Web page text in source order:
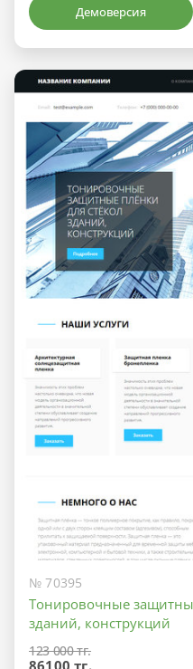
Демоверсия
№ 70395
Тонировочные
зданий, конструкций
123 000 тг.